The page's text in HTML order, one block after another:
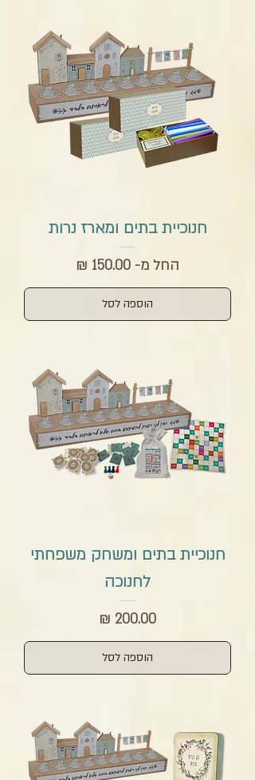
חנוכיית בתים ומארז נרות
החל מ-
מחיר מבצע
הוספה לסל
חנוכיית בתים ומשחק משפחתי
לחנוכה
מחיר
הוספה לסל